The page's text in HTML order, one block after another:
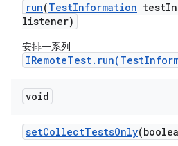
run(TestInformation test
listener)
安排一系列
void
setCollectTestsOnly